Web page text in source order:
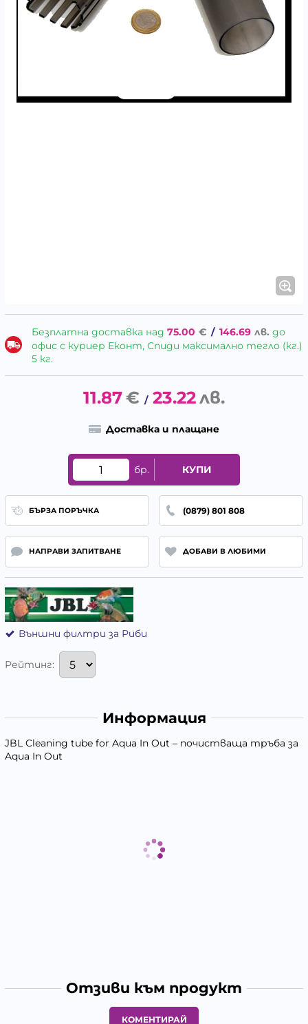
Безплатна доставка над 75.00 € / 146.69 лв. до
офис с куриер Еконт, Спиди максимално тегло (кг.)
5 кг.
11.87€ / 23.22лв.
Доставка и плащане
бр. КУПИ
БЪРЗА ПОРЪЧКА (0879) 801 808
НАПРАВИ ЗАПИТВАНЕ ДОБАВИ В ЛЮБИМИ
Външни филтри за Риби
Рейтинг:
Информация
JBL Cleaning tube for Aqua In Out – почистваща тръба за
Aqua In Out
Отзиви към продукт
КОМЕНТИРАЙ